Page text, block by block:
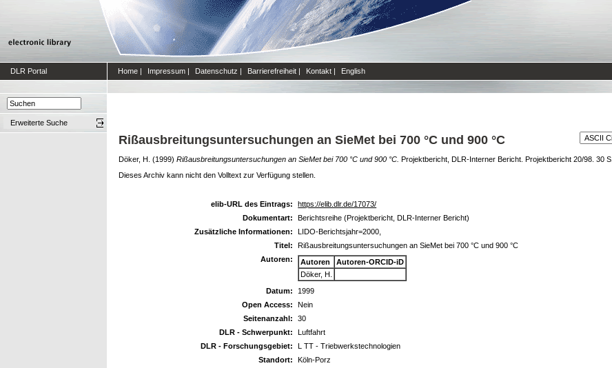
DLR Portal Home | Impressum | Datenschutz | Barrierefreiheit | Kontakt | English
Erweiterte Suche
Rißausbreitungsuntersuchungen an SieMet bei 700 °C und 900 °C
Döker, H. (1999) Rißausbreitungsuntersuchungen an SieMet bei 700 °C und 900 °C. Projektbericht, DLR-Interner Bericht. Projektbericht 20/98. 30 S.
Dieses Archiv kann nicht den Volltext zur Verfügung stellen.
elib-URL des Eintrags:
https://elib.dlr.de/17073/
Dokumentart:
Berichtsreihe (Projektbericht, DLR-Interner Bericht)
Zusätzliche Informationen:
LIDO-Berichtsjahr=2000,
Titel:
Rißausbreitungsuntersuchungen an SieMet bei 700 °C und 900 °C
Autoren:
Autoren
Autoren-ORCID-iD
Döker, H.
Datum:
1999
Open Access:
Nein
Seitenanzahl:
30
DLR - Schwerpunkt:
Luftfahrt
DLR - Forschungsgebiet:
L TT - Triebwerkstechnologien
Standort:
Köln-Porz